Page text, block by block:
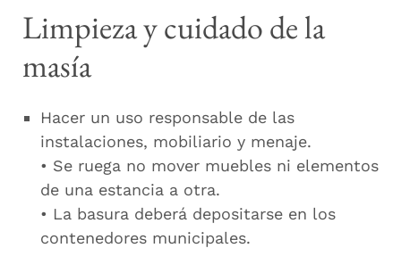
Limpieza y cuidado de la
masía
Hacer un uso responsable de las
instalaciones, mobiliario y menaje.
• Se ruega no mover muebles ni elementos
de una estancia a otra.
• La basura deberá depositarse en los
contenedores municipales.